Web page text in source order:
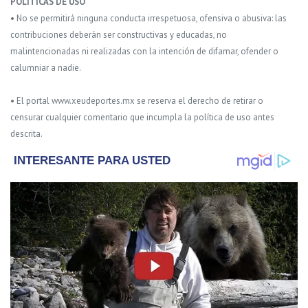
• No se permitirá ninguna conducta irrespetuosa, ofensiva o abusiva: las
contribuciones deberán ser constructivas y educadas, no
malintencionadas ni realizadas con la intención de difamar, ofender o
calumniar a nadie.
• El portal www.xeudeportes.mx se reserva el derecho de retirar o
censurar cualquier comentario que incumpla la política de uso antes
descrita.